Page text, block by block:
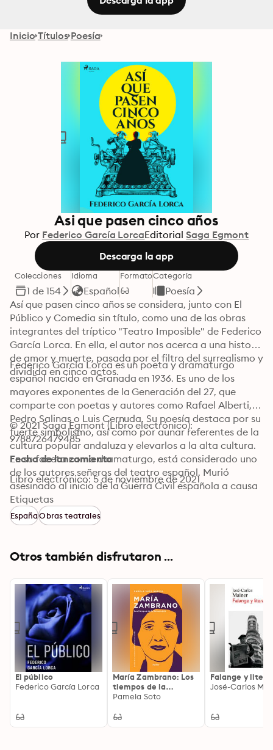
Inicio Títulos Poesía
Asi que pasen cinco años
Por Federico García LorcaEditorial Saga Egmont
Descarga la app
Colecciones
1 de 154
Idioma
Español
FormatoCategoría
Poesía
Así que pasen cinco años se considera, junto con El
Público y Comedia sin título, como una de las obras
integrantes del tríptico "Teatro Imposible" de Federico
García Lorca. En ella, el autor nos acerca a una historia
de amor y muerte, pasada por el filtro del surrealismo y
dividida en cinco actos.
Federico García Lorca es un poeta y dramaturgo
español nacido en Granada en 1936. Es uno de los
mayores exponentes de la Generación del 27, que
comparte con poetas y autores como Rafael Alberti,
Pedro Salinas o Luis Cernuda. Su poesía destaca por su
fuerte simbolismo, así como por aunar referentes de la
cultura popular andaluza y elevarlos a la alta cultura.
En su faceta como dramaturgo, está considerado uno
de los autores señeros del teatro español. Murió
asesinado al inicio de la Guerra Civil española a causa
de su condición sexual y su ideología.
© 2021 Saga Egmont (Libro electrónico):
9788726479485
Fecha de lanzamiento
Libro electrónico: 5 de noviembre de 2021
Etiquetas
EspañaObras teatrales
Otros también disfrutaron ...
El público
Federico García Lorca
María Zambrano: Los
tiempos de la
democracia
Pamela Soto
Falange y
José-Carlos